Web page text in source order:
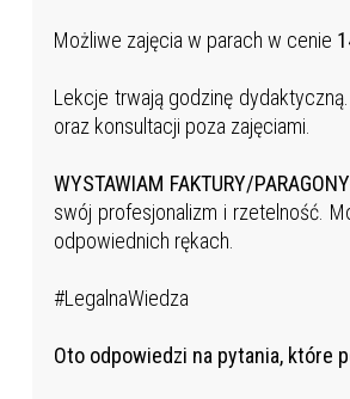
Możliwe zajęcia w parach w cenie
Lekcje trwają godzinę
oraz konsultacji poza zajęciami.
WYSTAWIAM FAKTURY/PARAGONY
swój profesjonalizm i rzetelność.
odpowiednich rękach.
#LegalnaWiedza
Oto odpowiedzi na pytania, które